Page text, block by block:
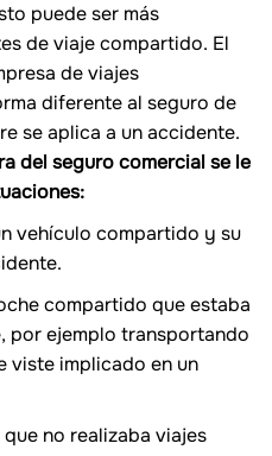
puede ser más
de viaje compartido. El
de viajes
diferente al seguro de
se aplica a un accidente.
del seguro comercial se le
vehículo compartido y su
compartido que estaba
por ejemplo transportando
viste implicado en un
no realizaba viajes